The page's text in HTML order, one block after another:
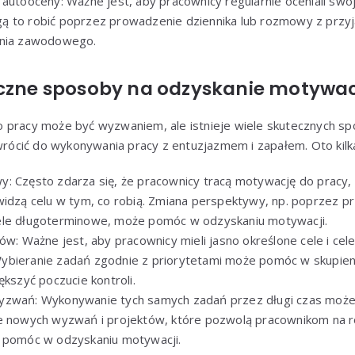
to robić poprzez prowadzenie dziennika lub rozmowy z
zawodowego.
sposoby na odzyskanie
pracy może być wyzwaniem, ale istnieje wiele skutecznych
do wykonywania pracy z entuzjazmem i zapałem. Oto
Często zdarza się, że pracownicy tracą motywację do
celu w tym, co robią. Zmiana perspektywy, np. poprzez
długoterminowe, może pomóc w odzyskaniu motywacji.
Ważne jest, aby pracownicy mieli jasno określone cele i
zadań zgodnie z priorytetami może pomóc w
poczucie kontroli.
Wykonywanie tych samych zadań przez długi czas
nowych wyzwań i projektów, które pozwolą pracownikom na
w odzyskaniu motywacji.